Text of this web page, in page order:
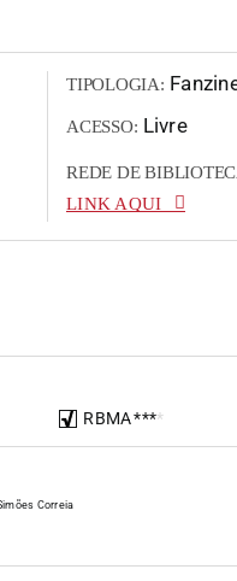
TIPOLOGIA:
ACESSO: Livre
REDE DE
LINK AQUI
RBMA****
Correia